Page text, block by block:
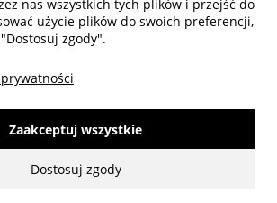
nas wszystkich tych plików i przejść do
użycie plików do swoich preferencji,
zgody".
Dostosuj zgody
Zaakceptuj wszystkie